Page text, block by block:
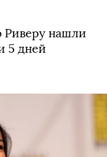
Риверу нашли
5 дней